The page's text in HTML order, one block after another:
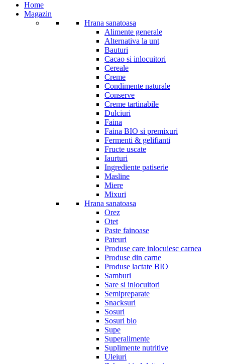
Home
Magazin
Hrana sanatoasa
Alimente generale
Alternativa la unt
Bauturi
Cacao si inlocuitori
Cereale
Creme
Condimente naturale
Conserve
Creme tartinabile
Dulciuri
Faina
Faina BIO si premixuri
Fermenti & gelifianti
Fructe uscate
Iaurturi
Ingrediente patiserie
Masline
Miere
Mixuri
Hrana sanatoasa
Orez
Otet
Paste fainoase
Pateuri
Produse care inlocuiesc carnea
Produse din carne
Produse lactate BIO
Samburi
Sare si inlocuitori
Semipreparate
Snacksuri
Sosuri
Sosuri bio
Supe
Superalimente
Suplimente nutritive
Uleiuri